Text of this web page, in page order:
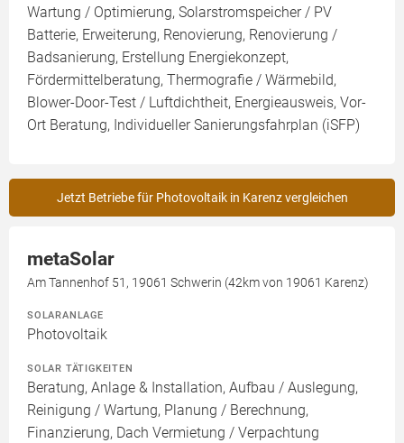
Wartung / Optimierung, Solarstromspeicher / PV
Batterie, Erweiterung, Renovierung, Renovierung /
Badsanierung, Erstellung Energiekonzept,
Fördermittelberatung, Thermografie / Wärmebild,
Blower-Door-Test / Luftdichtheit, Energieausweis, Vor-
Ort Beratung, Individueller Sanierungsfahrplan (iSFP)
Jetzt Betriebe für Photovoltaik in Karenz vergleichen
metaSolar
Am Tannenhof 51, 19061 Schwerin (42km von 19061 Karenz)
SOLARANLAGE
Photovoltaik
SOLAR TÄTIGKEITEN
Beratung, Anlage & Installation, Aufbau / Auslegung,
Reinigung / Wartung, Planung / Berechnung,
Finanzierung, Dach Vermietung / Verpachtung